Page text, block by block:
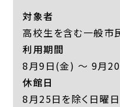
対象者
高校生を含む一般市
利用期間
8月9日(金) ～ 9月
休館日
8月25日を除く日曜